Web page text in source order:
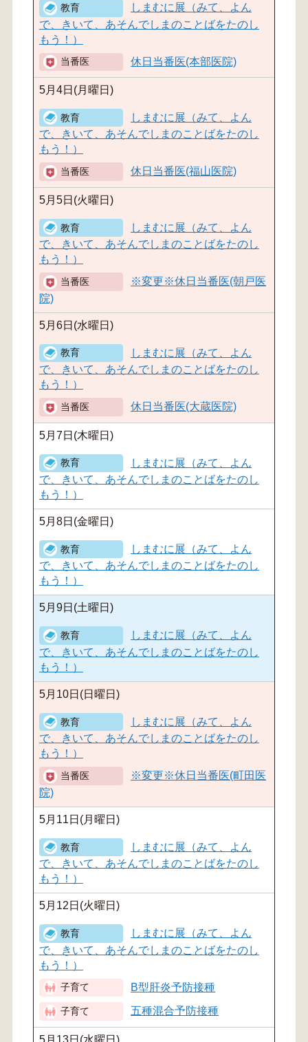
しまむに展（みて、よん
で、きいて、あそんでしまのことばをたのし
もう！）
休日当番医(本部医院)
5月4日(月曜日)
しまむに展（みて、よん
で、きいて、あそんでしまのことばをたのし
もう！）
休日当番医(福山医院)
5月5日(火曜日)
しまむに展（みて、よん
で、きいて、あそんでしまのことばをたのし
もう！）
※変更※休日当番医(朝戸医
院)
5月6日(水曜日)
しまむに展（みて、よん
で、きいて、あそんでしまのことばをたのし
もう！）
休日当番医(大蔵医院)
5月7日(木曜日)
しまむに展（みて、よん
で、きいて、あそんでしまのことばをたのし
もう！）
5月8日(金曜日)
しまむに展（みて、よん
で、きいて、あそんでしまのことばをたのし
もう！）
5月9日(土曜日)
しまむに展（みて、よん
で、きいて、あそんでしまのことばをたのし
もう！）
5月10日(日曜日)
しまむに展（みて、よん
で、きいて、あそんでしまのことばをたのし
もう！）
※変更※休日当番医(町田医
院)
5月11日(月曜日)
しまむに展（みて、よん
で、きいて、あそんでしまのことばをたのし
もう！）
5月12日(火曜日)
しまむに展（みて、よん
で、きいて、あそんでしまのことばをたのし
もう！）
B型肝炎予防接種
五種混合予防接種
5月13日(水曜日)